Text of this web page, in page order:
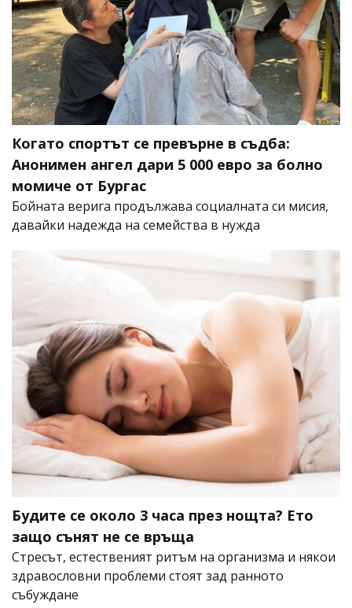
Когато спортът се превърне в съдба:
Анонимен ангел дари 5 000 евро за болно
момиче от Бургас
Бойната верига продължава социалната си мисия,
давайки надежда на семейства в нужда
Будите се около 3 часа през нощта? Ето
защо сънят не се връща
Стресът, естественият ритъм на организма и някои
здравословни проблеми стоят зад ранното
събуждане